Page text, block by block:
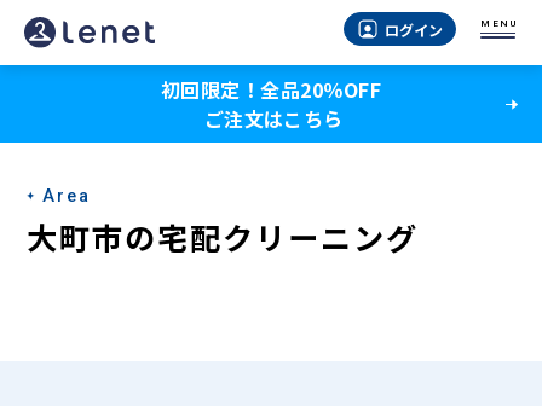
大
町
の
宅
配
ログイン MENU
初回限定！全品20％OFF
ご注文はこちら
Area
大町市の宅配クリーニング